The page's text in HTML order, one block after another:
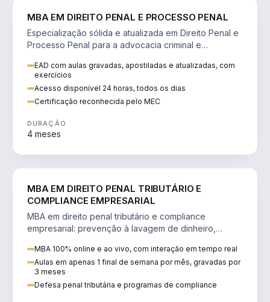
MBA EM DIREITO PENAL E PROCESSO PENAL
Especialização sólida e atualizada em Direito Penal e
Processo Penal para a advocacia criminal e
EAD com aulas gravadas, apostiladas e atualizadas, com
exercícios
Acesso disponível 24 horas, todos os dias
Certificação reconhecida pelo MEC
DURAÇÃO
4 meses
MBA EM DIREITO PENAL TRIBUTÁRIO E
COMPLIANCE EMPRESARIAL
MBA em direito penal tributário e compliance
empresarial: prevenção à lavagem de dinheiro,
MBA 100% online e ao vivo, com interação em tempo real
Aulas em apenas 1 final de semana por mês, gravadas por
3 meses
Defesa penal tributária e programas de compliance